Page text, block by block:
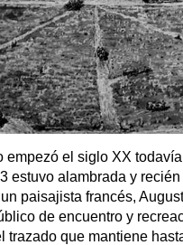
empezó el siglo XX
estuvo alambrada y
paisajista francés,
de encuentro y
trazado que mantiene